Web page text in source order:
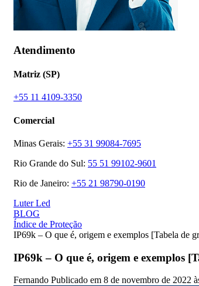
Atendimento
Matriz (SP)
+55 11 4109-3350
Comercial
Minas Gerais: +55 31 99084-7695
Rio Grande do Sul: 55 51 99102-9601
Rio de Janeiro: +55 21 98790-0190
Luter Led
BLOG
Índice de Proteção
IP69k – O que é, origem e exemplos [Tabela de
IP69k – O que é, origem e exemplos
Fernando Publicado em 8 de novembro de 2022